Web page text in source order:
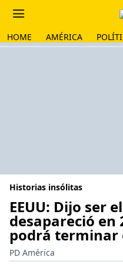
HOME AMÉRICA
Historias insólitas
EEUU: Dijo ser
desapareció en
podrá terminar
PD América